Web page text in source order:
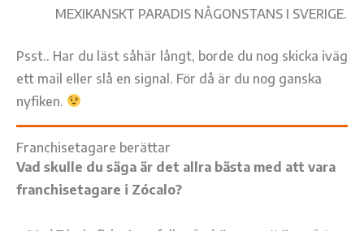
MEXIKANSKT PARADIS NÅGONSTANS I SVERIGE.
Psst.. Har du läst såhär långt, borde du nog skicka iväg
ett mail eller slå en signal. För då är du nog ganska
nyfiken.
Franchisetagare berättar
Vad skulle du säga är det allra bästa med att vara
franchisetagare i Zócalo?